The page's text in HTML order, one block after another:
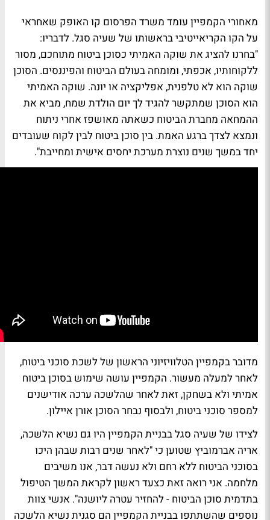
מאחורי הקמפיין עומד משרד הפרסום קו האופק שאחראי
על הקו הקריאייטיבי בראשותו של שעיה סגל. לדבריו:
"בחרנו להציג את שוקה האמיתי כסוכן ביטוח מתוחכם, מסור
ללקוחותיו, אכפתי, ומומחה בעולם הביטוח והפיננסים. הסוכן
שוקה הוא לא טלפנית, אפליקציה או יונה. שוקה האמיתי
הוא הסוכן שמתקשר להגיד לך יום הולדת שמח, מביא את
ההמחאה מחברת הביטוח כשאתה מאושפז אחרי ניתוח
ונמצא לצדך ברגע האמת. בין סוכן ביטוח לבין לקוח שעובדים
יחד במשך שנים נוצרת מערכת יחסים אישית ומחייבת".
מדובר בקמפיין הטלוויזיוני הראשון של לשכת סוכני ביטוח,
לאחר למעלה מעשור. הקמפיין עושה שימוש בסוכן ביטוח
אמיתי ולא בשחקן, זאת לאחר שהלשכה ערכה אודישנים
למספר סוכני ביטוח, ולבסוף נבחר הסוכן אורן איילון.
לצידו של שעיה סגל בבניית הקמפיין היו גם נשיא הלשכה,
אריה אברמוביץ שטוען כי "לאחר שנים רבות שבהן היכו
בסוכני הביטוח ללא רחם ולא נעשה דבר, אנו משיבים
מלחמה. אני רואה זאת כצעד ראשון לקראת המשך הטיפול
בתדמית סוכן הביטוח - להחזיר עטרה ליושנה". אנשי צוות
נוספים שהשתתפו בבניית הקמפיין הם סגנית נשיא הלשכה